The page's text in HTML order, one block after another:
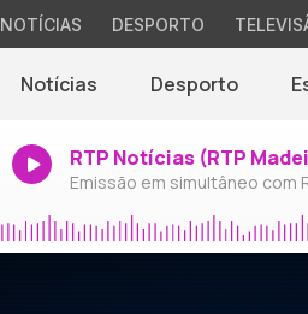
NOTÍCIAS DESPORTO
Notícias Desporto
RTP Notícias (RTP
Emissão em simultâneo com